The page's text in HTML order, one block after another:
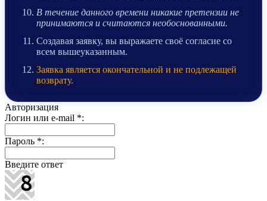
В течение данного времени никакие претензии не
принимаются и считаются необоснованными.
Создавая заявку, вы выражаете своё согласие со
всем вышеуказанным.
Заявка является окончательной и не подлежащей
возврату.
Авторизация
Логин или e-mail *:
Пароль *:
Введите ответ